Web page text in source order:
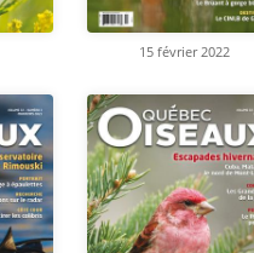
15 février 2022